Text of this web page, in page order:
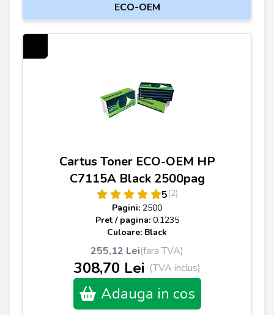
ECO-OEM
Cartus Toner ECO-OEM HP
C7115A Black 2500pag
5(2)
Pagini: 2500
Pret / pagina: 0.1235
Culoare: Black
255,12 Lei(fara TVA)
308,70 Lei (TVA inclus)
Adauga in cos